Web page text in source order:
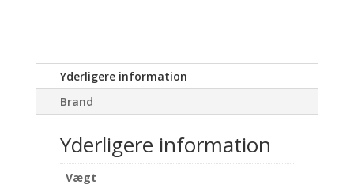
Yderligere information
Brand
Yderligere information
Vægt